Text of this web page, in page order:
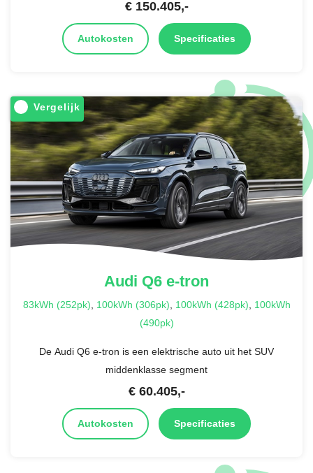
€ 150.405,-
Autokosten Specificaties
Vergelijk
Audi Q6 e-tron
83kWh (252pk), 100kWh (306pk), 100kWh (428pk), 100kWh
(490pk)
De Audi Q6 e-tron is een elektrische auto uit het SUV
middenklasse segment
€ 60.405,-
Autokosten Specificaties